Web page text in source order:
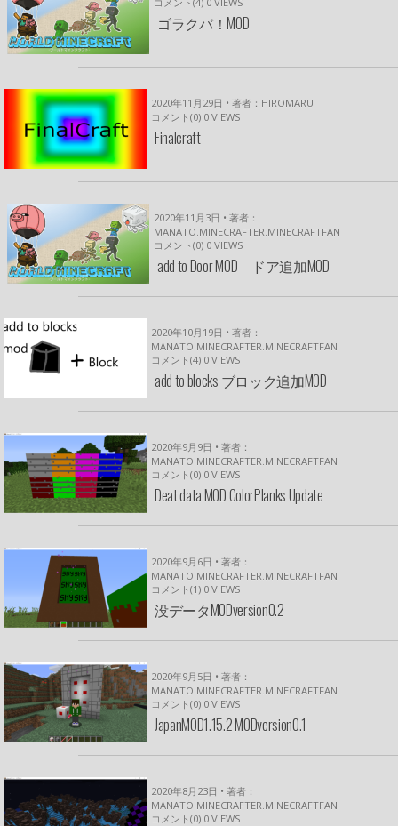
ゴラクバ！MOD
2020年11月29日 • 著者：HIROMARU
コメント(0) 0 VIEWS
Finalcraft
2020年11月3日 • 著者：
MANATO.MINECRAFTER.MINECRAFTFAN
コメント(0) 0 VIEWS
add to Door MOD ドア追加MOD
2020年10月19日 • 著者：
MANATO.MINECRAFTER.MINECRAFTFAN
コメント(4) 0 VIEWS
add to blocks ブロック追加MOD
2020年9月9日 • 著者：
MANATO.MINECRAFTER.MINECRAFTFAN
コメント(0) 0 VIEWS
Deat data MOD ColorPlanks Update
2020年9月6日 • 著者：
MANATO.MINECRAFTER.MINECRAFTFAN
コメント(1) 0 VIEWS
没データMODversion0.2
2020年9月5日 • 著者：
MANATO.MINECRAFTER.MINECRAFTFAN
コメント(0) 0 VIEWS
JapanMOD1.15.2 MODversion0.1
2020年8月23日 • 著者：
MANATO.MINECRAFTER.MINECRAFTFAN
コメント(0) 0 VIEWS